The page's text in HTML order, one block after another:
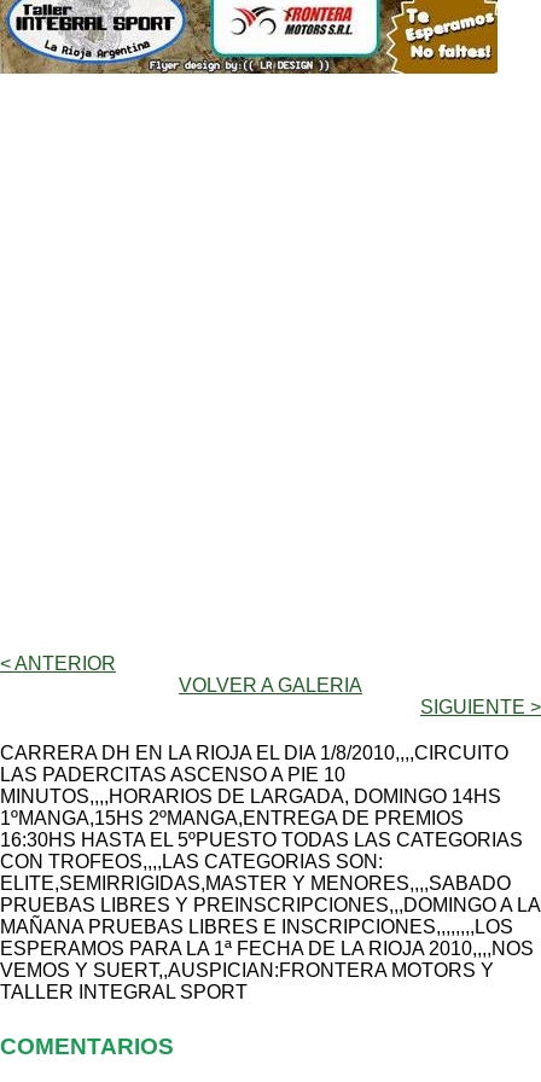
< ANTERIOR
VOLVER A GALERIA
SIGUIENTE >
CARRERA DH EN LA RIOJA EL DIA 1/8/2010,,,,CIRCUITO
LAS PADERCITAS ASCENSO A PIE 10
MINUTOS,,,,HORARIOS DE LARGADA, DOMINGO 14HS
1ºMANGA,15HS 2ºMANGA,ENTREGA DE PREMIOS
16:30HS HASTA EL 5ºPUESTO TODAS LAS CATEGORIAS
CON TROFEOS,,,,LAS CATEGORIAS SON:
ELITE,SEMIRRIGIDAS,MASTER Y MENORES,,,,SABADO
PRUEBAS LIBRES Y PREINSCRIPCIONES,,,DOMINGO A LA
MAÑANA PRUEBAS LIBRES E INSCRIPCIONES,,,,,,,,LOS
ESPERAMOS PARA LA 1ª FECHA DE LA RIOJA 2010,,,,NOS
VEMOS Y SUERT,,AUSPICIAN:FRONTERA MOTORS Y
TALLER INTEGRAL SPORT
COMENTARIOS